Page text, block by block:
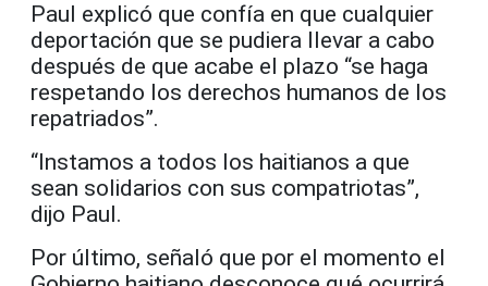
Paul explicó que confía en que cualquier
deportación que se pudiera llevar a cabo
después de que acabe el plazo “se haga
respetando los derechos humanos de los
repatriados”.
“Instamos a todos los haitianos a que
sean solidarios con sus compatriotas”,
dijo Paul.
Por último, señaló que por el momento el